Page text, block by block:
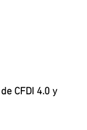
CFDI 4.0 y